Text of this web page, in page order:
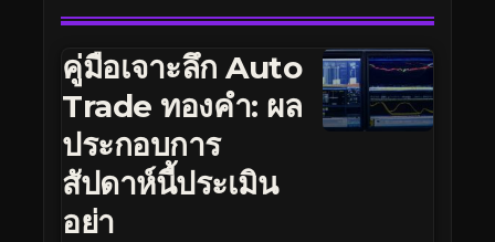
คู่มือเจาะลึก Auto
Trade ทองคำ: ผล
ประกอบการ
สัปดาห์นี้ประเมิน
อย่า